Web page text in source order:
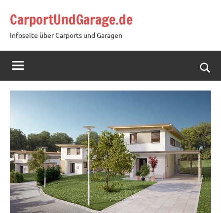
Inhalt
springen
CarportUndGarage.de
Infoseite über Carports und Garagen